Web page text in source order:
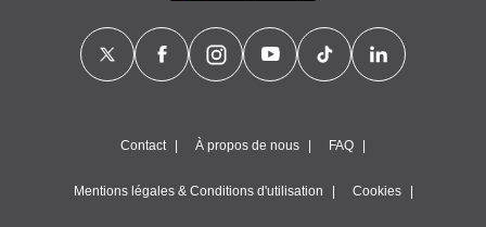
Contact À propos de nous FAQ
Mentions légales & Conditions d'utilisation Cookies